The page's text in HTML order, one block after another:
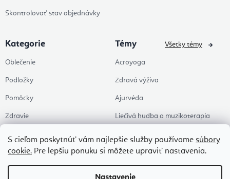
S cieľom poskytnúť vám najlepšie služby používame súbory
cookie. Pre lepšiu ponuku si môžete upraviť nastavenia.
Skontrolovať stav objednávky
Kategorie
Oblečenie
Podložky
Pomôcky
Zdravie
Zľavy
Témy
Acroyoga
Zdravá výživa
Ajurvéda
Liečivá hudba a muzikoterapia
Pre štúdia
Všetky témy